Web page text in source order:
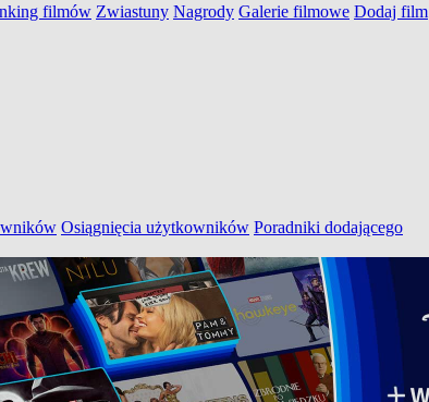
filmów Zwiastuny Nagrody Galerie filmowe Dodaj film
Osiągnięcia użytkowników Poradniki dodającego